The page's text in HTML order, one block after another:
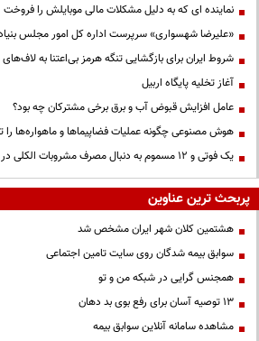
نماینده ای که به دلیل مشکلات مالی موبایلش را فروخت
«علیرضا شهسواری» سرپرست اداره کل امور مجلس
شروط ایران برای بازگشایی تنگه هرمز بی‌اعتنا به
آغاز تخلیه پایگاه اربیل
عامل افزایش قبوض آب و برق برخی مشترکان چه بود؟
هوش مصنوعی چگونه عملیات فضاپیماها و ماهواره‌ها را
یک فوتی و ۱۲ مسموم به دنبال مصرف مشروبات الکلی در نیشابور
پربحث ترین عناوین
هشتمین کلان شهر ایران مشخص شد
سوابق بیمه شدگان روی سایت تامین اجتماعی
همجنس گرایی در شبکه من و تو
13 توصیه آسان برای رفع بوی بد دهان
مشاهده سامانه آنلاين سوابق بیمه